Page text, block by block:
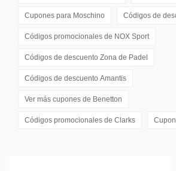
Cupones para Moschino Códigos de
Códigos promocionales de NOX Sport
Códigos de descuento Zona de Padel
Códigos de descuento Amantis
Ver más cupones de Benetton
Códigos promocionales de Clarks